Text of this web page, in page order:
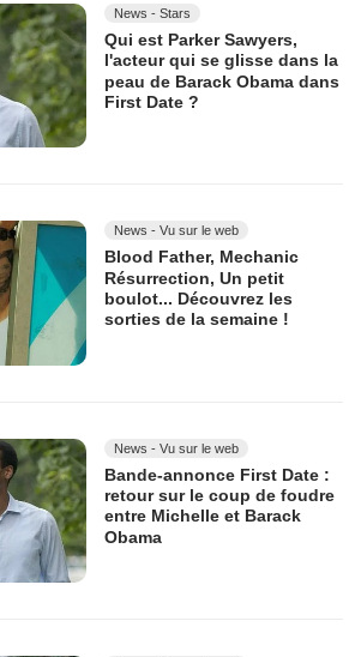
News - Stars
Qui est Parker Sawyers,
l'acteur qui se glisse dans la
peau de Barack Obama dans
First Date ?
News - Vu sur le web
Blood Father, Mechanic
Résurrection, Un petit
boulot... Découvrez les
sorties de la semaine !
News - Vu sur le web
Bande-annonce First Date :
retour sur le coup de foudre
entre Michelle et Barack
Obama